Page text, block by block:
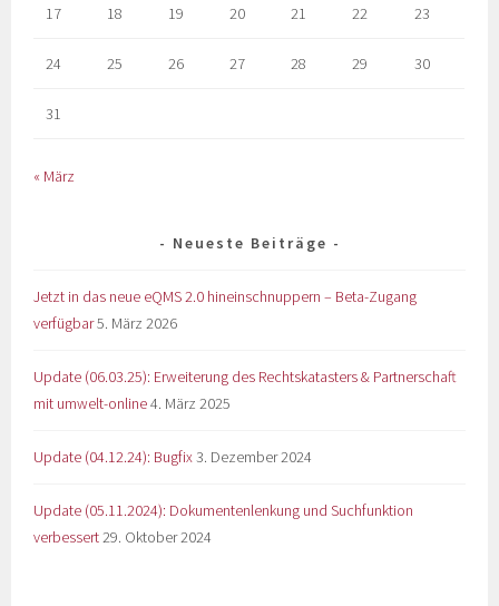
17 18 19 20 21 22 23
24 25 26 27 28 29 30
31
« März
Neueste Beiträge
Jetzt in das neue eQMS 2.0 hineinschnuppern – Beta-Zugang
verfügbar5. März 2026
Update (06.03.25): Erweiterung des Rechtskatasters & Partnerschaft
mit umwelt-online4. März 2025
Update (04.12.24): Bugfix3. Dezember 2024
Update (05.11.2024): Dokumentenlenkung und Suchfunktion
verbessert29. Oktober 2024